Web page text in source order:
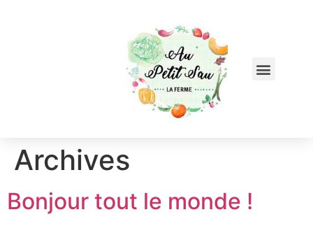
Archives
Bonjour tout le monde !